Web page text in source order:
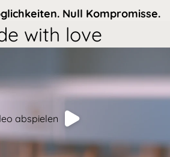
Null Kompromisse.
with love
abspielen